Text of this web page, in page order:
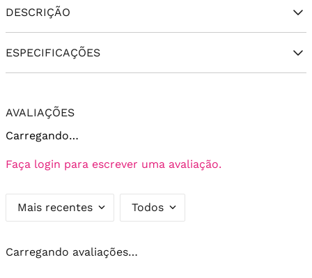
DESCRIÇÃO
ESPECIFICAÇÕES
AVALIAÇÕES
Carregando…
Faça login para escrever uma avaliação.
Mais recentes Todos
Carregando avaliações…